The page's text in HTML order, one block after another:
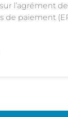
l’agrément
de paiement